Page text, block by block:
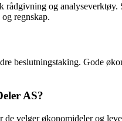
rådgivning og
regnskap.
beslutningstaking. Gode
AS?
velger økonomideler og